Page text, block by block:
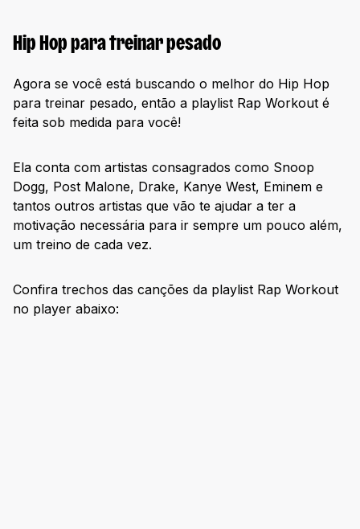
Hip Hop para treinar pesado
Agora se você está buscando o melhor do Hip Hop
para treinar pesado, então a playlist Rap Workout é
feita sob medida para você!
Ela conta com artistas consagrados como Snoop
Dogg, Post Malone, Drake, Kanye West, Eminem e
tantos outros artistas que vão te ajudar a ter a
motivação necessária para ir sempre um pouco além,
um treino de cada vez.
Confira trechos das canções da playlist Rap Workout
no player abaixo: